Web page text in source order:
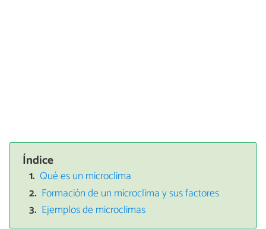
Índice
Qué es un microclima
Formación de un microclima y sus factores
Ejemplos de microclimas